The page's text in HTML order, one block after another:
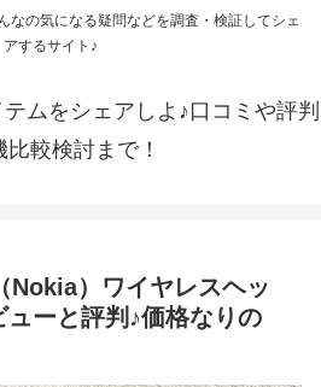
なの気になる疑問などを調査・検証してシェ
アするサイト♪
ムをシェアしよ♪口コミや評判
比較検討まで！
Nokia）ワイヤレスヘッ
ューと評判♪価格なりの